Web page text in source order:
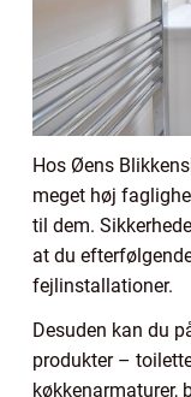
Hos Øens
meget høj
til dem.
at du
fejlinstallationer.
Desuden kan du
produkter –
køkkenarmaturer,